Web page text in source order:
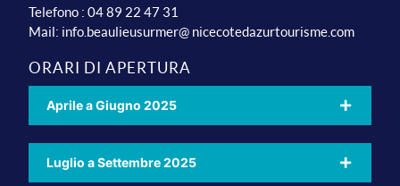
Telefono : 04 89 22 47 31
Mail: info.beaulieusurmer@ nicecotedazurtourisme.com
ORARI DI APERTURA
Aprile a Giugno 2025
Luglio a Settembre 2025